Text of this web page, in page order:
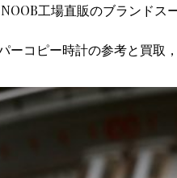
NOOB工場直販のブランドス
ーコピー時計の参考と買